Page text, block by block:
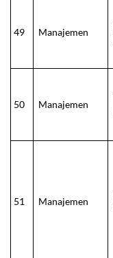
49 Manajemen
50 Manajemen
51 Manajemen